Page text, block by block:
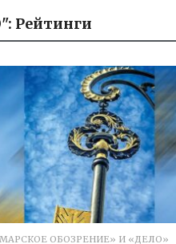
Рейтинги
ОБОЗРЕНИЕ» И «ДЕЛО»